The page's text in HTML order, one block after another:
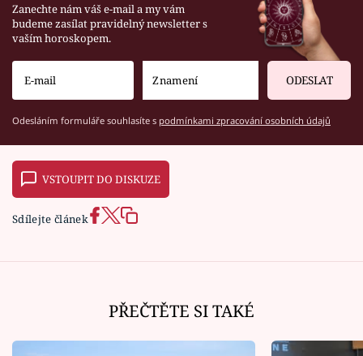
Zanechte nám váš e-mail a my vám
budeme zasílat pravidelný newsletter s
vaším horoskopem.
ODESLAT
Odesláním formuláře souhlasíte s podmínkami zpracování osobních údajů
VSTOUPIT DO DISKUZE
Sdílejte článek
PŘEČTĚTE SI TAKÉ